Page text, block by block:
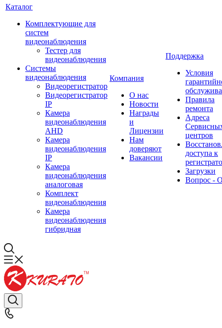
Каталог
Комплектующие для
систем
видеонаблюдения
Тестер для
видеонаблюдения
Системы
видеонаблюдения
Видеорегистратор
Видеорегистратор
IP
Камера
видеонаблюдения
AHD
Камера
видеонаблюдения
IP
Камера
видеонаблюдения
аналоговая
Комплект
видеонаблюдения
Камера
видеонаблюдения
гибридная
Компания
О нас
Новости
Награды
и
Лицензии
Нам
доверяют
Вакансии
Поддержка
Условия
Правила
ремонта
Адреса
центров
доступа к
Загрузки
Вопрос -